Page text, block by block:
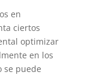
en
ciertos
optimizar
en los
se puede